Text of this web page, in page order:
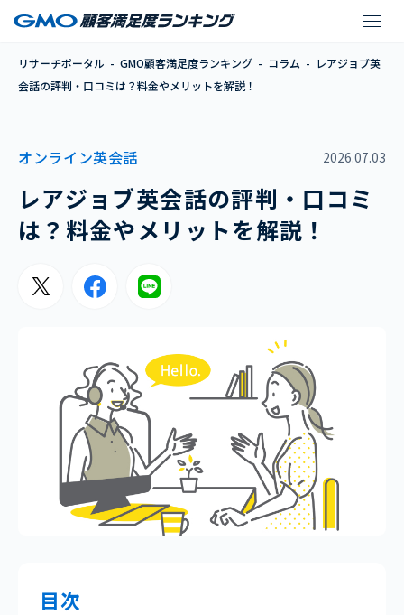
レアジョブ英会話の
リサーチポータル GMO顧客満足度ランキング コラム
レアジョブ英
会話の評判・口コミは？料金やメリットを解説！
オンライン英会話 2026.07.03
レアジョブ英会話の評判・口コミ
は？料金やメリットを解説！
目次